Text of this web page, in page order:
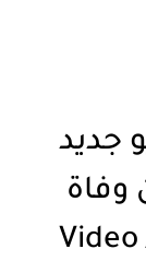
جديد
الاخوة في برميل مغلق / Video